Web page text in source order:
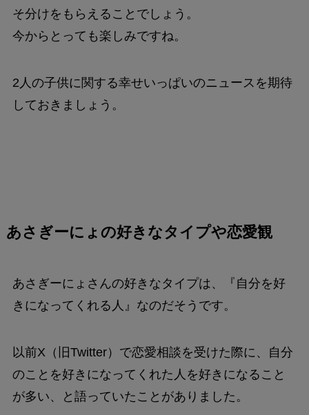
そ分けをもらえることでしょう。
今からとっても楽しみですね。
2人の子供に関する幸せいっぱいのニュースを期待
しておきましょう。
あさぎーにょの好きなタイプや恋愛観
あさぎーにょさんの好きなタイプは、『自分を好
きになってくれる人』なのだそうです。
以前X（旧Twitter）で恋愛相談を受けた際に、自分
のことを好きになってくれた人を好きになること
が多い、と語っていたことがありました。